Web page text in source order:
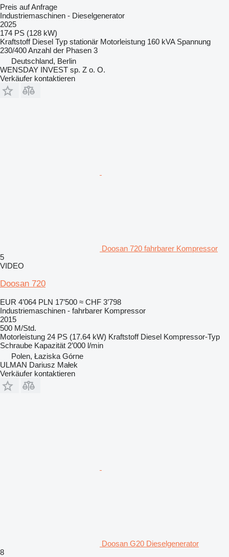
Preis auf Anfrage
Industriemaschinen - Dieselgenerator
2025
174 PS (128 kW)
Kraftstoff Diesel Typ stationär Motorleistung 160 kVA Spannung
230/400Anzahl der Phasen 3
Deutschland, Berlin
WENSDAY INVEST sp. Z o. O.
Verkäufer kontaktieren
Doosan 720 fahrbarer Kompressor
5
VIDEO
Doosan 720
EUR 4’064 PLN 17’500 ≈ CHF 3’798
Industriemaschinen - fahrbarer Kompressor
2015
500 M/Std.
Motorleistung 24 PS (17.64 kW) Kraftstoff Diesel Kompressor-Typ
Schraube Kapazität 2’000 l/min
Polen, Łaziska Górne
ULMAN Dariusz Małek
Verkäufer kontaktieren
Doosan G20 Dieselgenerator
8